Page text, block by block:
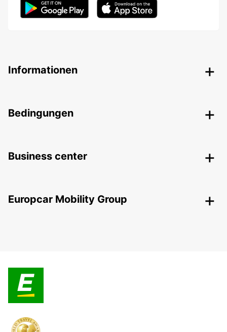
Informationen
Bedingungen
Business center
Europcar Mobility Group